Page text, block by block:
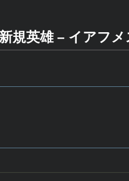
規英雄 – イアフ